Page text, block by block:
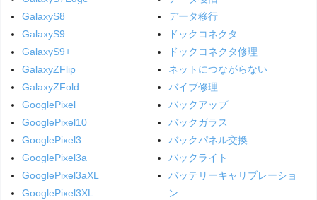
GalaxyS8
GalaxyS9
GalaxyS9+
GalaxyZFlip
GalaxyZFold
GooglePixel
GooglePixel10
GooglePixel3
GooglePixel3a
GooglePixel3aXL
GooglePixel3XL
データ移行
ドックコネクタ
ドックコネクタ修理
ネットにつながらない
バイブ修理
バックアップ
バックガラス
バックパネル交換
バックライト
バッテリーキャリブレーショ
ン